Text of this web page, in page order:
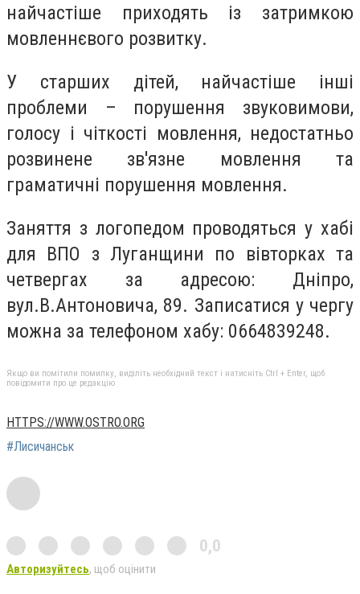
найчастіше приходять із затримкою
мовленнєвого розвитку.
У старших дітей, найчастіше інші
проблеми – порушення звуковимови,
голосу і чіткості мовлення, недостатньо
розвинене зв'язне мовлення та
граматичні порушення мовлення.
Заняття з логопедом проводяться у хабі
для ВПО з Луганщини по вівторках та
четвергах за адресою: Дніпро,
вул.В.Антоновича, 89. Записатися у чергу
можна за телефоном хабу: 0664839248.
Якщо ви помітили помилку, виділіть необхідний текст і натисніть Ctrl + Enter, щоб
повідомити про це редакцію
HTTPS://WWW.OSTRO.ORG
#Лисичанськ
0,0
Авторизуйтесь, щоб оцінити